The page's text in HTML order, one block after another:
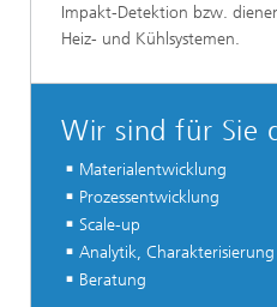
Impakt-Detektion bzw.
Heiz- und Kühlsystemen.
Wir sind für Sie
Materialentwicklung
Prozessentwicklung
Scale-up
Analytik, Charakterisierung
Beratung